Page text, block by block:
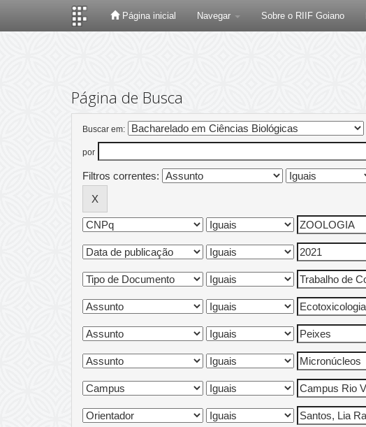
Página inicial Navegar Sobre o RIIF Goiano
Página de Busca
Buscar em:
por
Filtros correntes: